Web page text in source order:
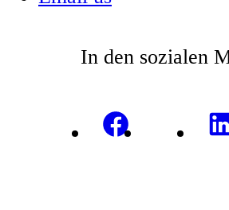
In den sozialen